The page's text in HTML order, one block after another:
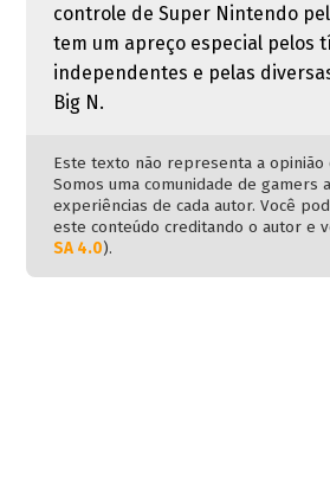
controle de Super Nintendo
tem um apreço especial pelos
independentes e pelas
Big N.
Este texto não representa a opinião
Somos uma comunidade de gamers
experiências de cada autor. Você
este conteúdo creditando o autor e
SA 4.0).